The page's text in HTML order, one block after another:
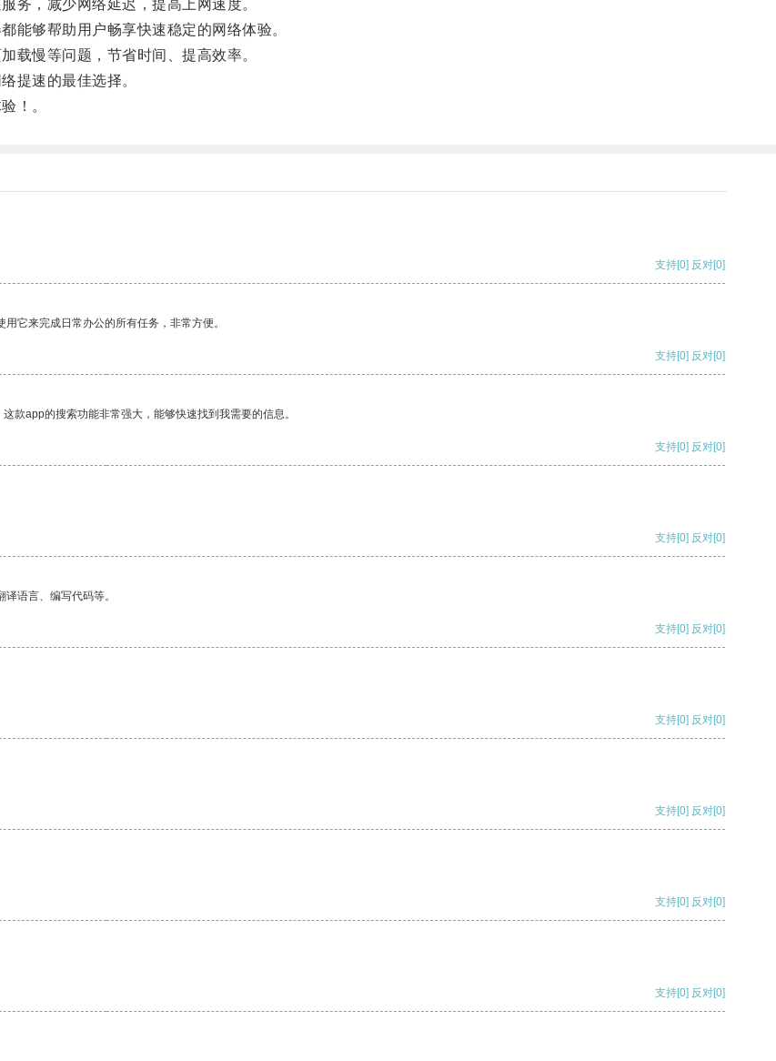
，减少网络延迟，提高上网速度。
够帮助用户畅享快速稳定的网络体验。
慢等问题，节省时间、提高效率。
提速的最佳选择。
！。
支持[0] 反对[0]
它来完成日常办公的所有任务，非常方便。
支持[0] 反对[0]
款app的搜索功能非常强大，能够快速找到我需要的信息。
支持[0] 反对[0]
支持[0] 反对[0]
语言、编写代码等。
支持[0] 反对[0]
支持[0] 反对[0]
支持[0] 反对[0]
支持[0] 反对[0]
支持[0] 反对[0]